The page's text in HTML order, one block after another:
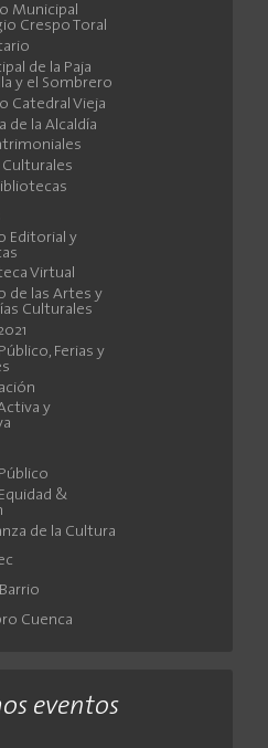
Municipal
Crespo Toral
de la Paja
y el Sombrero
Catedral Vieja
de la Alcaldía
Editorial y
Virtual
de las Artes y
Culturales
Ferias y
y
&
de la Cultura
Cuenca
eventos